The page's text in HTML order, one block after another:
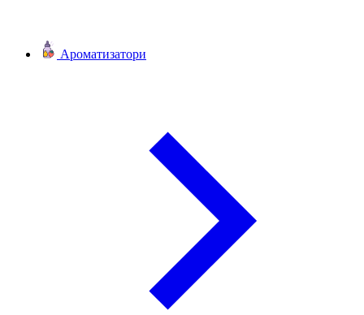
Ароматизатори